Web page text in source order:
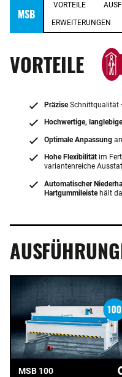
MSB
VORTEILE
ERWEITERUNGEN
VORTEILE
PräziseSchnittqualität
Hochwertige, langlebige
Optimale Anpassung
Hohe Flexibilität im
variantenreiche
Automatischer
Hartgummileistehält
MSB 100